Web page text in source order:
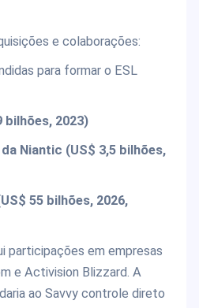
e colaborações:
para formar o ESL
bilhões, 2023)
Niantic (US$ 3,5 bilhões,
55 bilhões, 2026,
participações em empresas
e Activision Blizzard. A
ao Savvy controle direto